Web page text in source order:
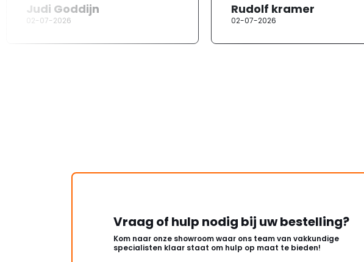
Judi Goddijn
02-07-2026
Rudolf kramer
02-07-2026
Vraag of hulp nodig bij uw bestelling?
Kom naar onze showroom waar ons team van vakkundige
specialisten klaar staat om hulp op maat te bieden!